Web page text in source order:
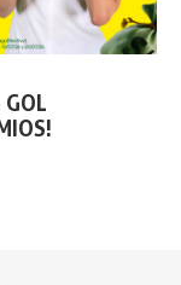
GOL